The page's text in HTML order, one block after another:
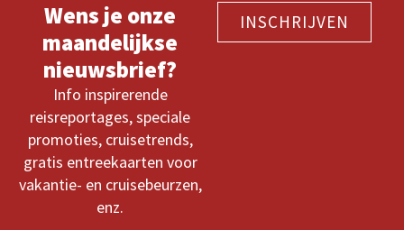
Wens je onze
maandelijkse
nieuwsbrief?
Info inspirerende
reisreportages, speciale
promoties, cruisetrends,
gratis entreekaarten voor
vakantie- en cruisebeurzen,
enz.
INSCHRIJVEN